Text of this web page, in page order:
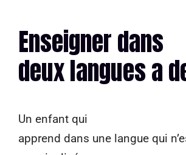
Enseigner dans
deux langues a
Un enfant qui
apprend dans une langue qui